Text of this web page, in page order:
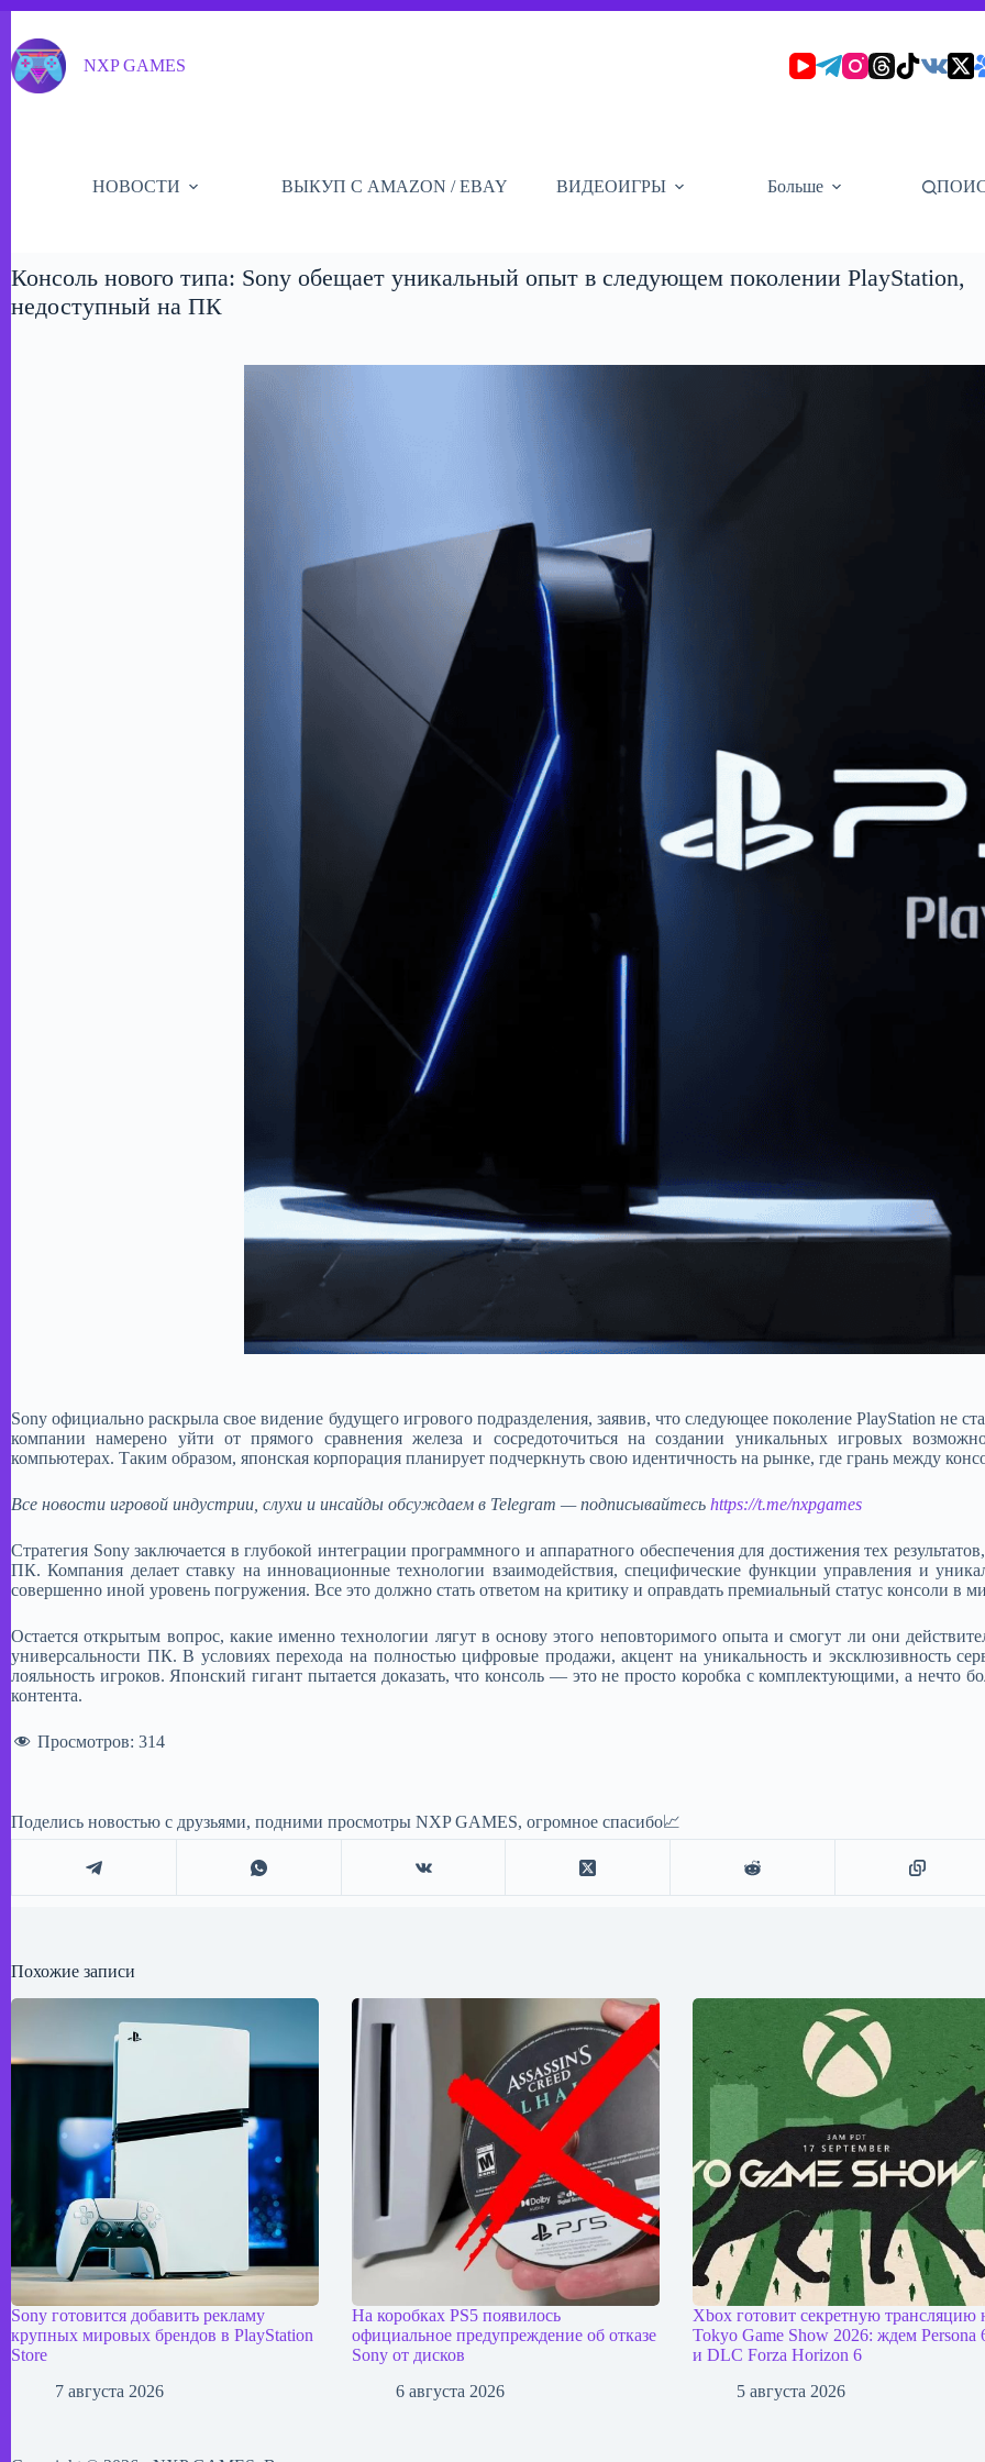
сути
NXP GAMES
НОВОСТИ ВЫКУП С AMAZON / EBAY ВИДЕОИГРЫ Больше
Консоль нового типа: Sony обещает уникальный опыт в следующем поколении PlayStation,
недоступный на ПК
Sony официально раскрыла свое видение будущего игрового подразделения, заявив, что следующее поколение PlayStation не
компании намерено уйти от прямого сравнения железа и сосредоточиться на создании уникальных игровых
компьютерах. Таким образом, японская корпорация планирует подчеркнуть свою идентичность на рынке, где грань между
Все новости игровой индустрии, слухи и инсайды обсуждаем в Telegram — подписывайтесь https://t.me/nxpgames
Стратегия Sony заключается в глубокой интеграции программного и аппаратного обеспечения для достижения тех
ПК. Компания делает ставку на инновационные технологии взаимодействия, специфические функции управления и
совершенно иной уровень погружения. Все это должно стать ответом на критику и оправдать премиальный статус консоли в
Остается открытым вопрос, какие именно технологии лягут в основу этого неповторимого опыта и смогут ли они
универсальности ПК. В условиях перехода на полностью цифровые продажи, акцент на уникальность и эксклюзивность
лояльность игроков. Японский гигант пытается доказать, что консоль — это не просто коробка с комплектующими, а нечто
контента.
Просмотров: 314
Поделись новостью с друзьями, подними просмотры NXP GAMES, огромное спасибо📈
Похожие записи
Sony готовится добавить рекламу
крупных мировых брендов в PlayStation
Store
7 августа 2026
На коробках PS5 появилось
официальное предупреждение об отказе
Sony от дисков
6 августа 2026
Xbox готовит секретную трансляцию
Tokyo Game Show 2026: ждем Persona
и DLC Forza Horizon 6
5 августа 2026